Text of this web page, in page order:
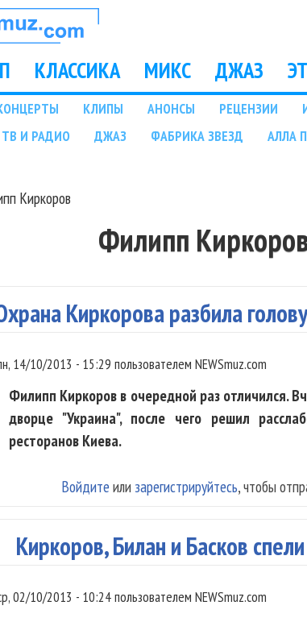
КЛАССИКА МИКС ДЖАЗ
КЛИПЫ АНОНСЫ РЕЦЕНЗИИ
ТВ И РАДИО ДЖАЗ ФАБРИКА ЗВЕЗД АЛЛА
Киркоров
Филипп
Киркорова разбила
14/10/2013 - 15:29 пользователем NEWSmuz.com
Филипп Киркоров в очередной раз отличился.
дворце "Украина", после чего решил
ресторанов Киева.
Войдите или зарегистрируйтесь, чтобы
Киркоров, Билан и Басков
02/10/2013 - 10:24пользователем NEWSmuz.com